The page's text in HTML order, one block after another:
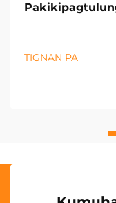
TIGNAN PA